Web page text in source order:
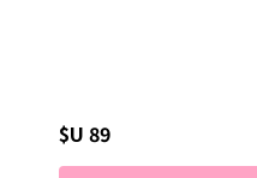
$U 89